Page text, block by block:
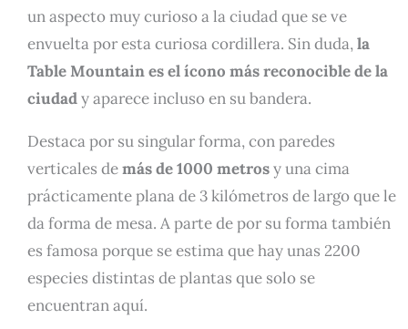
un aspecto muy curioso a la ciudad que se ve
envuelta por esta curiosa cordillera. Sin duda,la
Table Mountain es el ícono más reconocible de la
ciudady aparece incluso en su bandera.
Destaca por su singular forma, con paredes
verticales demás de 1000 metrosy una cima
prácticamente plana de 3 kilómetros de largo que le
da forma de mesa. A parte de por su forma también
es famosa porque se estima que hay unas 2200
especies distintas de plantas que solo se
encuentran aquí.